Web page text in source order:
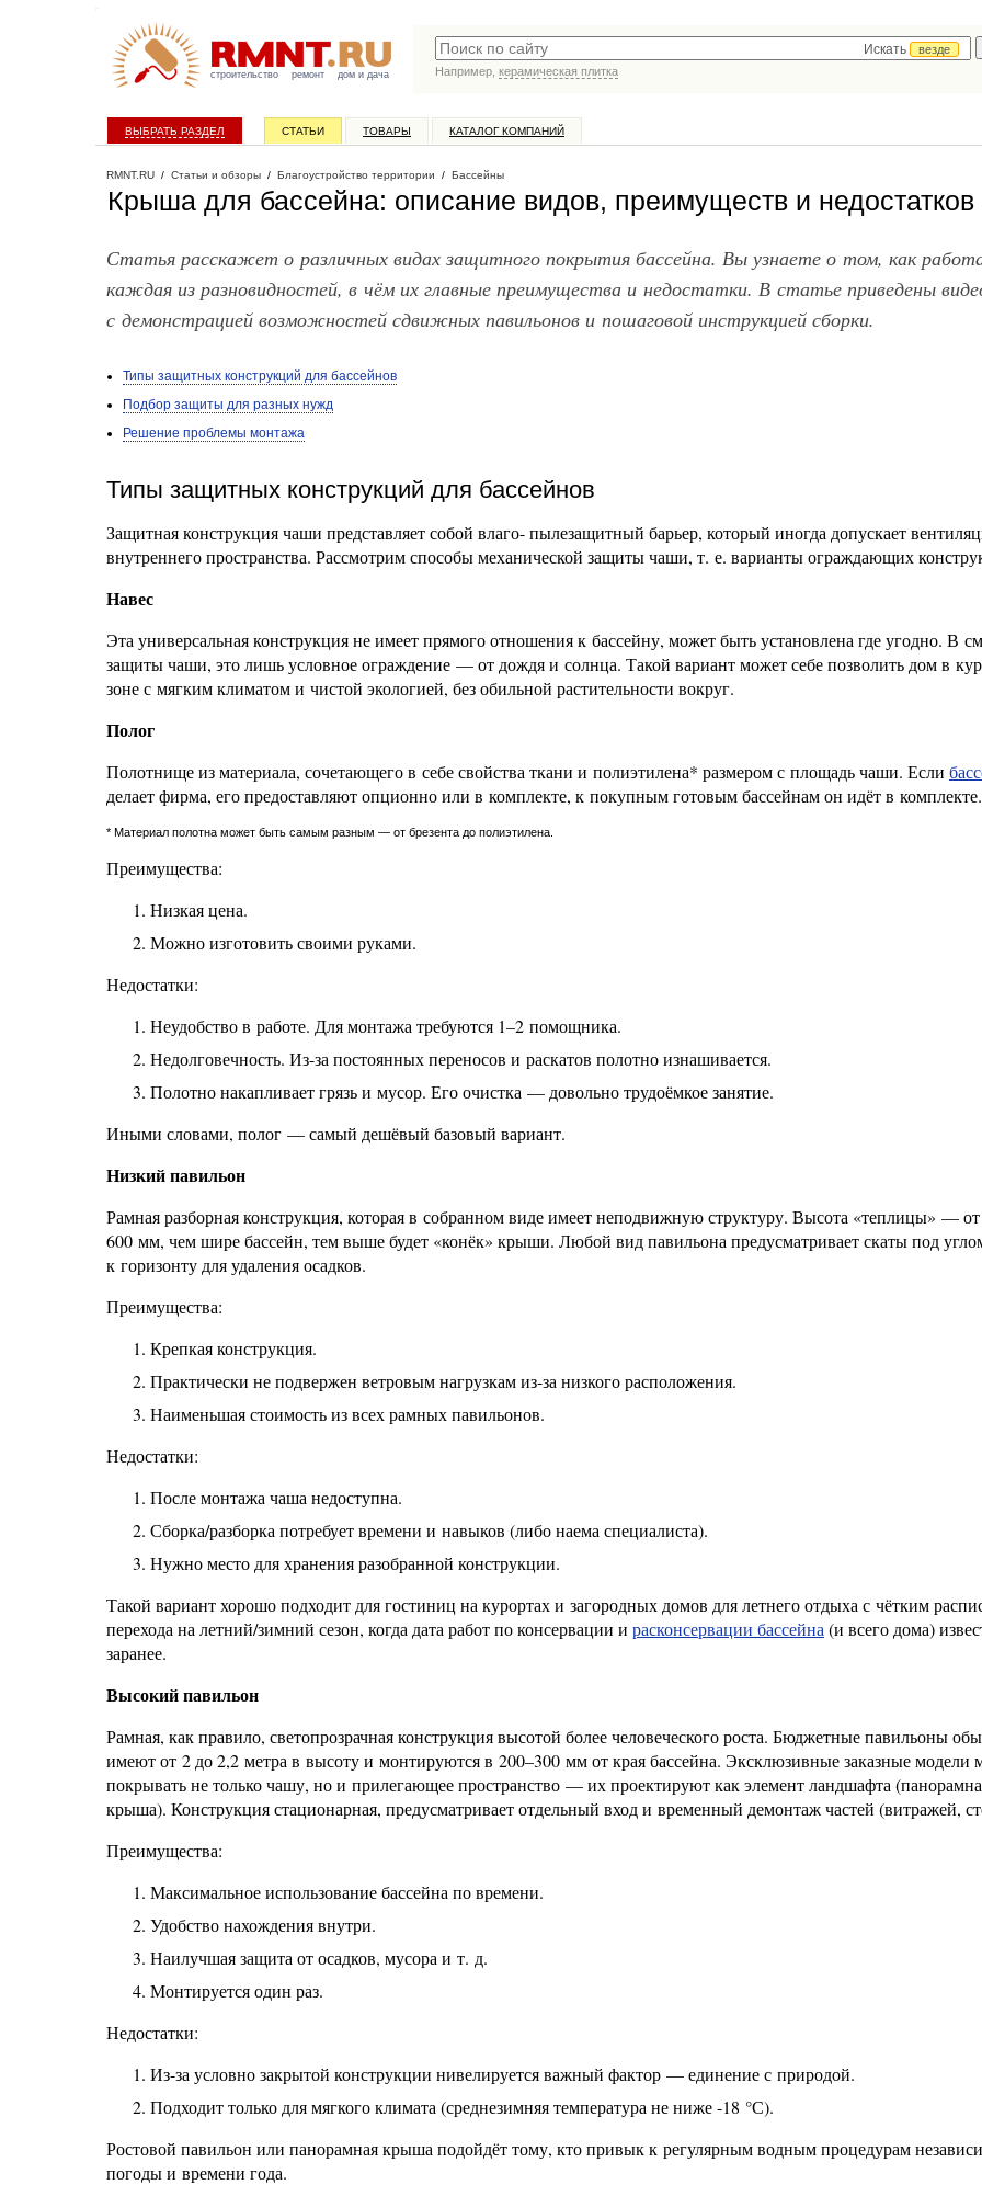
строительство ремонт дом и дача
Искать
везде
Например, керамическая плитка
ВЫБРАТЬ РАЗДЕЛ СТАТЬИ ТОВАРЫ КАТАЛОГ КОМПАНИЙ
RMNT.RU / Статьи и обзоры / Благоустройство территории / Бассейны
Крыша для бассейна: описание видов, преимуществ и недостатков
Статья расскажет о различных видах защитного покрытия бассейна. Вы узнаете о том, как
каждая из разновидностей, в чём их главные преимущества и недостатки. В статье приведены
с демонстрацией возможностей сдвижных павильонов и пошаговой инструкцией сборки.
Типы защитных конструкций для бассейнов
Подбор защиты для разных нужд
Решение проблемы монтажа
Типы защитных конструкций для бассейнов
Защитная конструкция чаши представляет собой влаго- пылезащитный барьер, который иногда допускает
внутреннего пространства. Рассмотрим способы механической защиты чаши, т. е. варианты ограждающих
Навес
Эта универсальная конструкция не имеет прямого отношения к бассейну, может быть установлена где угодно. В
защиты чаши, это лишь условное ограждение — от дождя и солнца. Такой вариант может себе позволить дом в
зоне с мягким климатом и чистой экологией, без обильной растительности вокруг.
Полог
Полотнище из материала, сочетающего в себе свойства ткани и полиэтилена* размером с площадь чаши. Если
делает фирма, его предоставляют опционно или в комплекте, к покупным готовым бассейнам он идёт в комплекте.
* Материал полотна может быть самым разным — от брезента до полиэтилена.
Преимущества:
Низкая цена.
Можно изготовить своими руками.
Недостатки:
Неудобство в работе. Для монтажа требуются 1–2 помощника.
Недолговечность. Из-за постоянных переносов и раскатов полотно изнашивается.
Полотно накапливает грязь и мусор. Его очистка — довольно трудоёмкое занятие.
Иными словами, полог — самый дешёвый базовый вариант.
Низкий павильон
Рамная разборная конструкция, которая в собранном виде имеет неподвижную структуру. Высота «теплицы» —
600 мм, чем шире бассейн, тем выше будет «конёк» крыши. Любой вид павильона предусматривает скаты под
к горизонту для удаления осадков.
Преимущества:
Крепкая конструкция.
Практически не подвержен ветровым нагрузкам из-за низкого расположения.
Наименьшая стоимость из всех рамных павильонов.
Недостатки:
После монтажа чаша недоступна.
Сборка/разборка потребует времени и навыков (либо наема специалиста).
Нужно место для хранения разобранной конструкции.
Такой вариант хорошо подходит для гостиниц на курортах и загородных домов для летнего отдыха с чётким
перехода на летний/зимний сезон, когда дата работ по консервации и расконсервации бассейна (и всего дома)
заранее.
Высокий павильон
Рамная, как правило, светопрозрачная конструкция высотой более человеческого роста. Бюджетные павильоны
имеют от 2 до 2,2 метра в высоту и монтируются в 200–300 мм от края бассейна. Эксклюзивные заказные модели
покрывать не только чашу, но и прилегающее пространство — их проектируют как элемент ландшафта
крыша). Конструкция стационарная, предусматривает отдельный вход и временный демонтаж частей (витражей,
Преимущества:
Максимальное использование бассейна по времени.
Удобство нахождения внутри.
Наилучшая защита от осадков, мусора и т. д.
Монтируется один раз.
Недостатки:
Из-за условно закрытой конструкции нивелируется важный фактор — единение с природой.
Подходит только для мягкого климата (среднезимняя температура не ниже -18 °С).
Ростовой павильон или панорамная крыша подойдёт тому, кто привык к регулярным водным процедурам
погоды и времени года.